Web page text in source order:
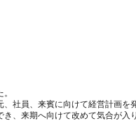
社員、来賓に向けて経営計画
、来期へ向けて改めて気合が入